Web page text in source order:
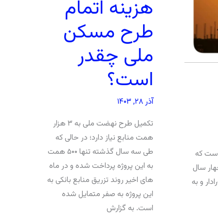
است که
سال
و به
هزینه اتمام
طرح مسکن
ملی چقدر
است؟
آذر ۲۸, ۱۴۰۳
تکمیل طرح نهضت ملی به ۳ هزار
همت منابع نیاز دارد؛ در حالی که
طی سه سال گذشته تنها ۵۰۰ همت
به این پروژه پرداخت شده و در ماه
های اخیر روند تزریق منابع بانکی به
این پروژه به صفر متمایل شده
است. به گزارش